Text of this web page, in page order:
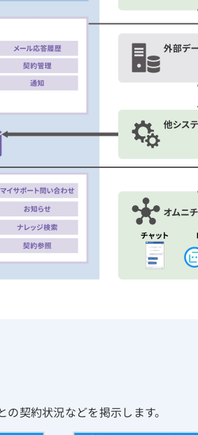
契約状況などを掲示します。